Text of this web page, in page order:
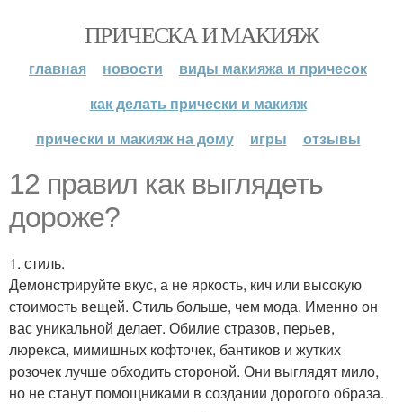
ПРИЧЕСКА И МАКИЯЖ
главная новости
виды макияжа и причесок
как делать прически и макияж
прически и макияж на дому
игры отзывы
12 правил как выглядеть
дороже?
1. стиль.
Демонстрируйте вкус, а не яркость, кич или высокую
стоимость вещей. Стиль больше, чем мода. Именно он
вас уникальной делает. Обилие стразов, перьев,
люрекса, мимишных кофточек, бантиков и жутких
розочек лучше обходить стороной. Они выглядят мило,
но не станут помощниками в создании дорогого образа.